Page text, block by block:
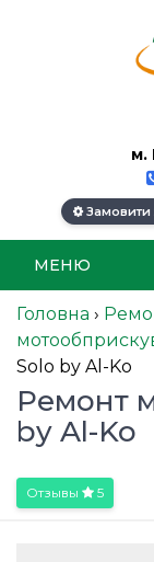
м.
Замовити
МЕНЮ
Головна ›
Solo by Al-Ko
Ремонт
by Al-Ko
Отзывы 5